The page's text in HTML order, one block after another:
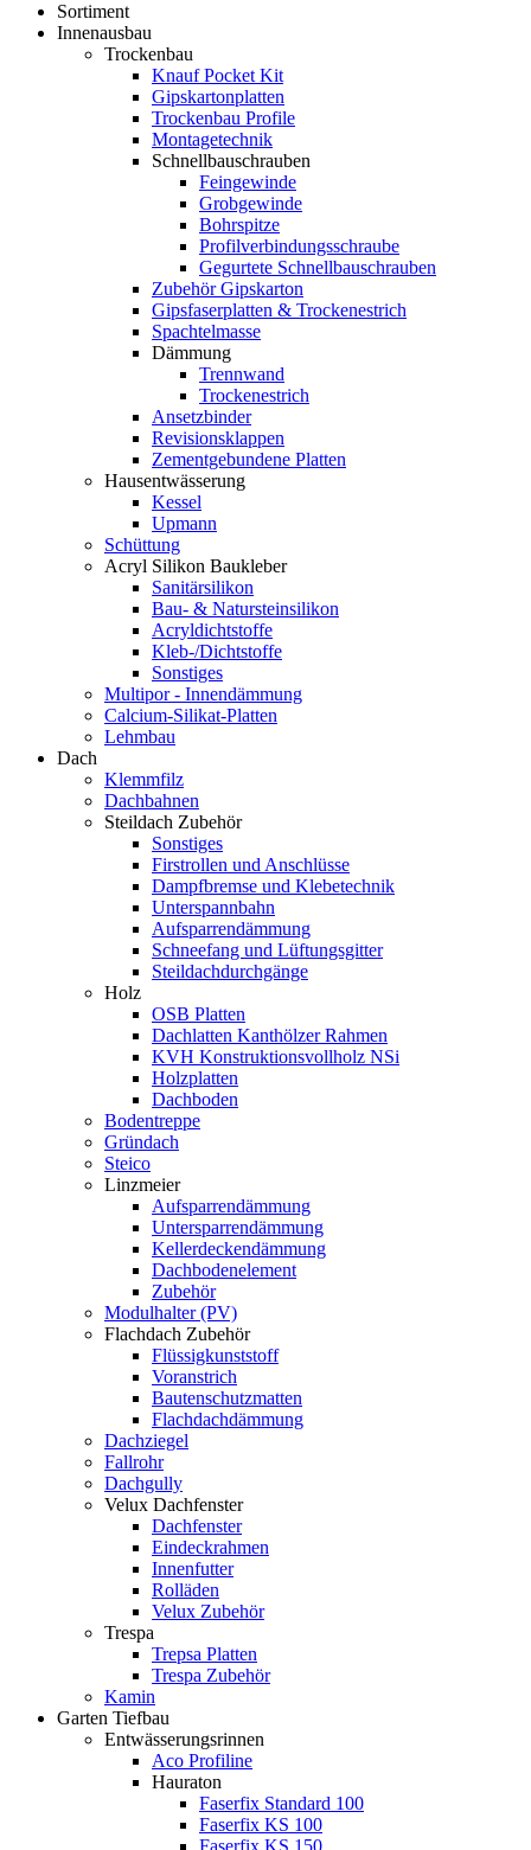
Sortiment
Innenausbau
Trockenbau
Knauf Pocket Kit
Gipskartonplatten
Trockenbau Profile
Montagetechnik
Schnellbauschrauben
Feingewinde
Grobgewinde
Bohrspitze
Profilverbindungsschraube
Gegurtete Schnellbauschrauben
Zubehör Gipskarton
Gipsfaserplatten & Trockenestrich
Spachtelmasse
Dämmung
Trennwand
Trockenestrich
Ansetzbinder
Revisionsklappen
Zementgebundene Platten
Hausentwässerung
Kessel
Upmann
Schüttung
Acryl Silikon Baukleber
Sanitärsilikon
Bau- & Natursteinsilikon
Acryldichtstoffe
Kleb-/Dichtstoffe
Sonstiges
Multipor - Innendämmung
Calcium-Silikat-Platten
Lehmbau
Dach
Klemmfilz
Dachbahnen
Steildach Zubehör
Sonstiges
Firstrollen und Anschlüsse
Dampfbremse und Klebetechnik
Unterspannbahn
Aufsparrendämmung
Schneefang und Lüftungsgitter
Steildachdurchgänge
Holz
OSB Platten
Dachlatten Kanthölzer Rahmen
KVH Konstruktionsvollholz NSi
Holzplatten
Dachboden
Bodentreppe
Gründach
Steico
Linzmeier
Aufsparrendämmung
Untersparrendämmung
Kellerdeckendämmung
Dachbodenelement
Zubehör
Modulhalter (PV)
Flachdach Zubehör
Flüssigkunststoff
Voranstrich
Bautenschutzmatten
Flachdachdämmung
Dachziegel
Fallrohr
Dachgully
Velux Dachfenster
Dachfenster
Eindeckrahmen
Innenfutter
Rolläden
Velux Zubehör
Trespa
Trepsa Platten
Trespa Zubehör
Kamin
Garten Tiefbau
Entwässerungsrinnen
Aco Profiline
Hauraton
Faserfix Standard 100
Faserfix KS 100
Faserfix KS 150